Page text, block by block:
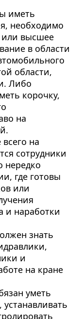
иметь
необходимо
или высшее
в области
области,
Либо
корочку,
на
на
сотрудники
нередко
где готовы
или
и наработки
знать
и
на кране
уметь